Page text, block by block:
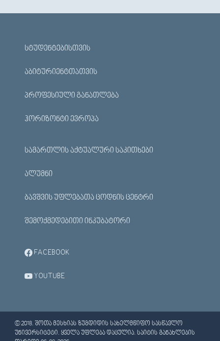
ᲡᲢᲣᲓᲔᲜᲢᲔᲑᲘᲡᲗᲕᲘᲡ
ᲐᲑᲘᲢᲣᲠᲘᲔᲜᲢᲗᲐᲗᲕᲘᲡ
ᲞᲠᲝᲤᲔᲡᲘᲣᲚᲘ ᲒᲐᲜᲐᲗᲚᲔᲑᲐ
ᲰᲝᲠᲘᲖᲝᲜᲢᲘ ᲔᲕᲠᲝᲞᲐ
ᲡᲐᲛᲐᲠᲗᲚᲘᲡ ᲐᲥᲢᲣᲐᲚᲣᲠᲘ ᲡᲐᲙᲘᲗᲮᲔᲑᲘ
ᲐᲚᲣᲛᲜᲘ
ᲑᲐᲕᲨᲕᲘᲡ ᲣᲤᲚᲔᲑᲐᲗᲐ ᲪᲝᲓᲜᲘᲡ ᲪᲔᲜᲢᲠᲘ
ᲨᲔᲛᲝᲥᲛᲔᲓᲔᲑᲘᲗᲘ ᲘᲜᲙᲣᲑᲐᲢᲝᲠᲘ
FACEBOOK
YOUTUBE
© 2018. ᲨᲝᲗᲐ ᲛᲔᲡᲮᲘᲐᲡ ᲖᲣᲒᲓᲘᲓᲘᲡ ᲡᲐᲮᲔᲚᲛᲬᲘᲤᲝ ᲡᲐᲡᲬᲐᲕᲚᲝ
ᲣᲜᲘᲕᲔᲠᲡᲘᲢᲔᲢᲘ. ᲧᲕᲔᲚᲐ ᲣᲤᲚᲔᲑᲐ ᲓᲐᲪᲣᲚᲘᲐ. ᲡᲐᲘᲢᲘᲡ ᲒᲐᲜᲐᲮᲚᲔᲑᲘᲡ